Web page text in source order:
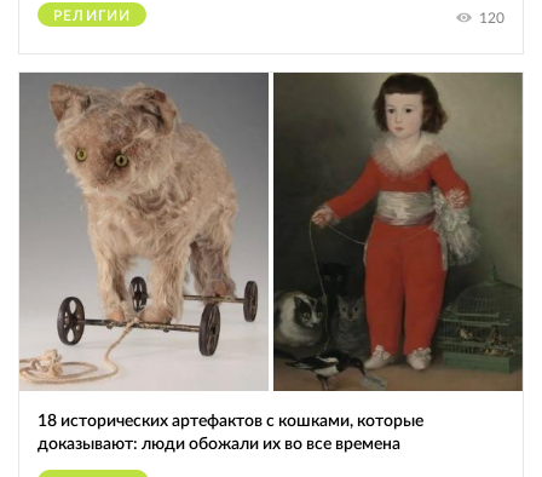
РЕЛИГИИ 120
18 исторических артефактов с кошками, которые
доказывают: люди обожали их во все времена